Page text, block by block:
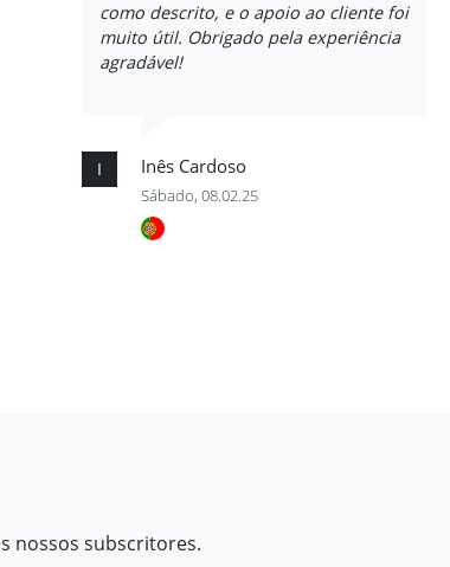
como descrito, e o apoio ao cliente foi
muito útil. Obrigado pela experiência
agradável!
I Inês Cardoso
Sábado, 08.02.25
nossos subscritores.